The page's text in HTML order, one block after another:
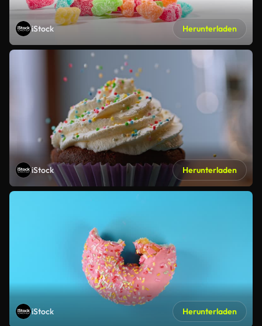
iStock Herunterladen
iStock Herunterladen
iStock Herunterladen